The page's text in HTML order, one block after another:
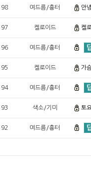
98 여드름/흉터 안
97 켈로이드 켈
96 여드름/흉터
95 켈로이드 가
94 여드름/흉터
93 색소/기미 토
92 여드름/흉터